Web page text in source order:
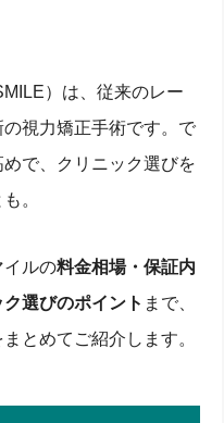
）は、従来のレー
視力矯正手術です。で
で、クリニック選びを
。
イルの料金相場・保証内
選びのポイント まで、
とめてご紹介します。